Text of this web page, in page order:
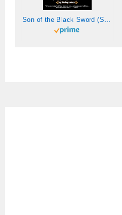
Son of the Black Sword (Saga of the Forgotten Warrior Book 1) (English Edition)